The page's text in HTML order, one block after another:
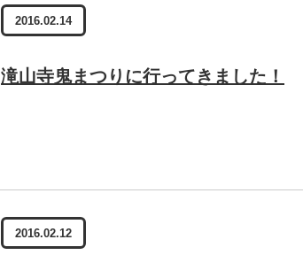
2016.02.14
滝山寺鬼まつりに行ってきました！
2016.02.12